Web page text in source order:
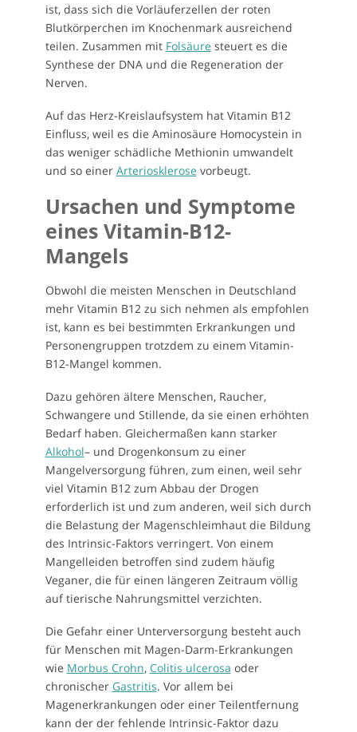
ist, dass sich die Vorläuferzellen der roten
Blutkörperchen im Knochenmark ausreichend
teilen. Zusammen mit Folsäure steuert es die
Synthese der DNA und die Regeneration der
Nerven.
Auf das Herz-Kreislaufsystem hat Vitamin B12
Einfluss, weil es die Aminosäure Homocystein in
das weniger schädliche Methionin umwandelt
und so einer Arteriosklerose vorbeugt.
Ursachen und Symptome
eines Vitamin-B12-
Mangels
Obwohl die meisten Menschen in Deutschland
mehr Vitamin B12 zu sich nehmen als empfohlen
ist, kann es bei bestimmten Erkrankungen und
Personengruppen trotzdem zu einem Vitamin-
B12-Mangel kommen.
Dazu gehören ältere Menschen, Raucher,
Schwangere und Stillende, da sie einen erhöhten
Bedarf haben. Gleichermaßen kann starker
Alkohol– und Drogenkonsum zu einer
Mangelversorgung führen, zum einen, weil sehr
viel Vitamin B12 zum Abbau der Drogen
erforderlich ist und zum anderen, weil sich durch
die Belastung der Magenschleimhaut die Bildung
des Intrinsic-Faktors verringert. Von einem
Mangelleiden betroffen sind zudem häufig
Veganer, die für einen längeren Zeitraum völlig
auf tierische Nahrungsmittel verzichten.
Die Gefahr einer Unterversorgung besteht auch
für Menschen mit Magen-Darm-Erkrankungen
wie Morbus Crohn, Colitis ulcerosa oder
chronischer Gastritis. Vor allem bei
Magenerkrankungen oder einer Teilentfernung
kann der der fehlende Intrinsic-Faktor dazu